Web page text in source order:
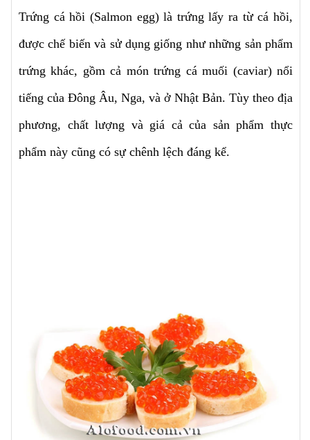
Trứng cá hồi (Salmon egg) là trứng lấy ra từ cá hồi,
được chế biến và sử dụng giống như những sản phẩm
trứng khác, gồm cả món trứng cá muối (caviar) nổi
tiếng của Đông Âu, Nga, và ở Nhật Bản. Tùy theo địa
phương, chất lượng và giá cả của sản phẩm thực
phẩm này cũng có sự chênh lệch đáng kể.